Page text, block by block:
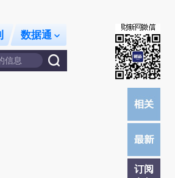
数据通
订阅